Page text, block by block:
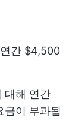
간 $4,500
대해 연간
이 부과됩